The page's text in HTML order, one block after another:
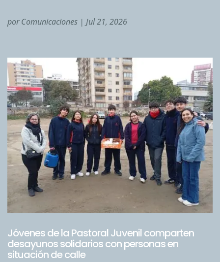
porComunicaciones | Jul 21, 2026
Jóvenes de la Pastoral Juvenil comparten
desayunos solidarios con personas en
situación de calle